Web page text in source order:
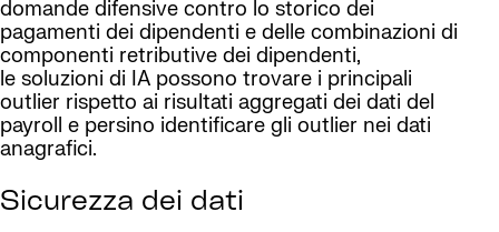
domande difensive contro lo storico dei
pagamenti dei dipendenti e delle combinazioni di
componenti retributive dei dipendenti,
le soluzioni di IA possono trovare i principali
outlier rispetto ai risultati aggregati dei dati del
payroll e persino identificare gli outlier nei dati
anagrafici.
Sicurezza dei dati